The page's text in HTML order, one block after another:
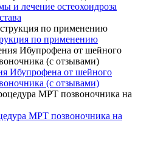
и лечение остеохондроза
по применению
Ибупрофена от шейного
(с отзывами)
МРТ позвоночника на